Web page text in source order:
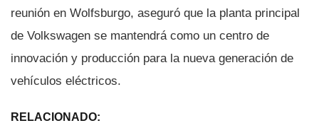
reunión en Wolfsburgo, aseguró que la planta principal
de Volkswagen se mantendrá como un centro de
innovación y producción para la nueva generación de
vehículos eléctricos.
RELACIONADO: